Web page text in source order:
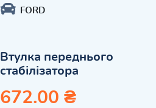
FORD
Втулка переднього
стабілізатора
672.00 ₴